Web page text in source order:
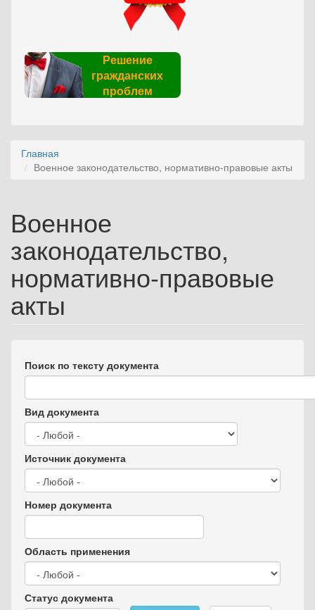
Решение
гражданских
проблем
Главная
Военное законодательство, нормативно-правовые акты
Военное
законодательство,
нормативно-правовые
акты
Поиск по тексту документа
Вид документа
Источник документа
Номер документа
Область применения
Статус документа